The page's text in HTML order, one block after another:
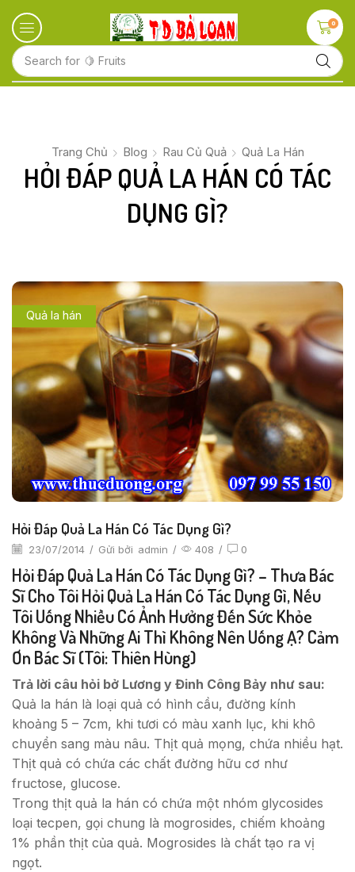
Search for 🍋 Fruits
0
Trang Chủ Blog Rau Củ Quả Quả La Hán
HỎI ĐÁP QUẢ LA HÁN CÓ TÁC
DỤNG GÌ?
Quả la hán
Hỏi Đáp Quả La Hán Có Tác Dụng Gì?
23/07/2014 / Gửi bởi admin / 408 / 0
Hỏi Đáp Quả La Hán Có Tác Dụng Gì? – Thưa Bác
Sĩ Cho Tôi Hỏi Quả La Hán Có Tác Dụng Gì, Nếu
Tôi Uống Nhiều Có Ảnh Hưởng Đến Sức Khỏe
Không Và Những Ai Thì Không Nên Uống Ạ? Cảm
Ơn Bác Sĩ (tôi: Thiên Hùng)
Trả lời câu hỏi bở Lương y Đinh Công Bảy như sau:
Quả la hán là loại quả có hình cầu, đường kính
khoảng 5 – 7cm, khi tươi có màu xanh lục, khi khô
chuyển sang màu nâu. Thịt quả mọng, chứa nhiều hạt.
Thịt quả có chứa các chất đường hữu cơ như
fructose, glucose.
Trong thịt quả la hán có chứa một nhóm glycosides
loại tecpen, gọi chung là mogrosides, chiếm khoảng
1% phần thịt của quả. Mogrosides là chất tạo ra vị
ngọt.